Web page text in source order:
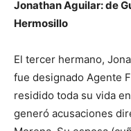
Jonathan Aguilar: de
Hermosillo
El tercer hermano,
fue designado Agente
residido toda su vida
generó acusaciones